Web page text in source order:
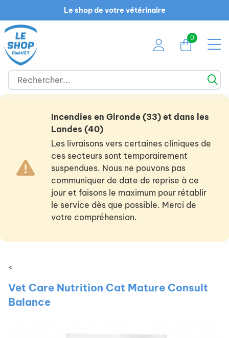
Le shop de votre vétérinaire
0
Incendies en Gironde (33) et dans les
Landes (40)
Les livraisons vers certaines cliniques de
ces secteurs sont temporairement
suspendues. Nous ne pouvons pas
communiquer de date de reprise à ce
jour et faisons le maximum pour rétablir
le service dès que possible. Merci de
votre compréhension.
<
Vet Care Nutrition Cat Mature Consult
Balance